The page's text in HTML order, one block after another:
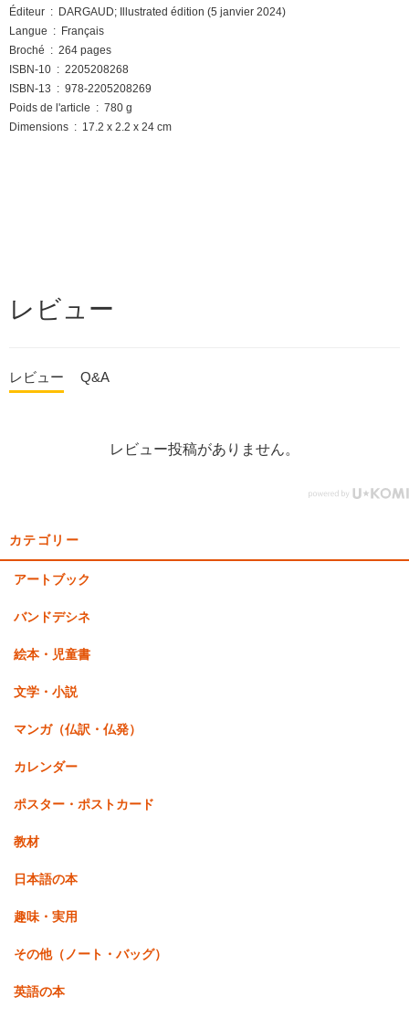
Éditeur ‏ : ‎ DARGAUD; Illustrated édition (5 janvier 2024)
Langue ‏ : ‎ Français
Broché ‏ : ‎ 264 pages
ISBN-10 ‏ : ‎ 2205208268
ISBN-13 ‏ : ‎ 978-2205208269
Poids de l'article ‏ : ‎ 780 g
Dimensions ‏ : ‎ 17.2 x 2.2 x 24 cm
レビュー
レビュー Q&A
レビュー投稿がありません。
カテゴリー
アートブック
バンドデシネ
絵本・児童書
文学・小説
マンガ（仏訳・仏発）
カレンダー
ポスター・ポストカード
教材
日本語の本
趣味・実用
その他（ノート・バッグ）
英語の本